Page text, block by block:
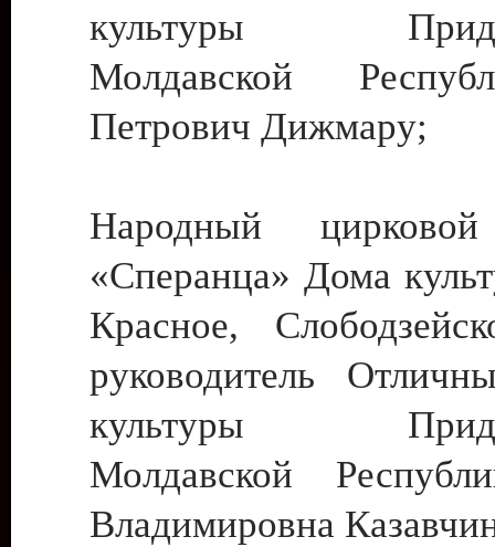
культуры
Молдавской
Петрович Дижмару;
Народный цирковой
«Сперанца» Дома
Красное,
руководитель
культуры
Молдавской
Владимировна